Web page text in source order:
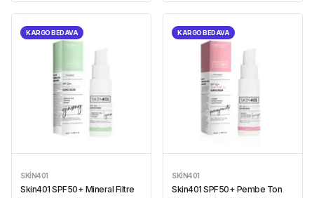
KARGO BEDAVA
SKIN401
Skin401 SPF50+ Mineral Filtre
KARGO BEDAVA
SKIN401
Skin401 SPF50+ Pembe Ton